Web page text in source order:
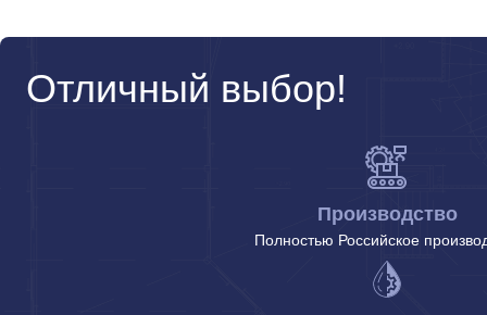
Отличный выбор!
Производство
Полностью Российское